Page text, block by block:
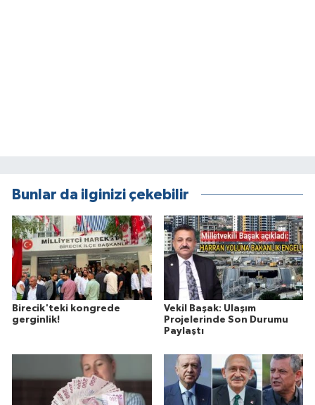
Bunlar da ilginizi çekebilir
Birecik'teki kongrede
gerginlik!
Vekil Başak: Ulaşım
Projelerinde Son Durumu
Paylaştı